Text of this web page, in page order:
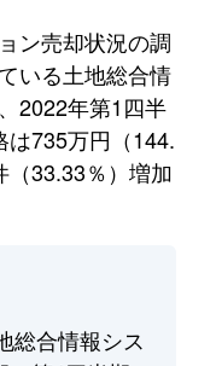
ン売却状況の調
いる土地総合情
2022年第1四半
735万円（144.
（33.33％）増加
総合情報シス